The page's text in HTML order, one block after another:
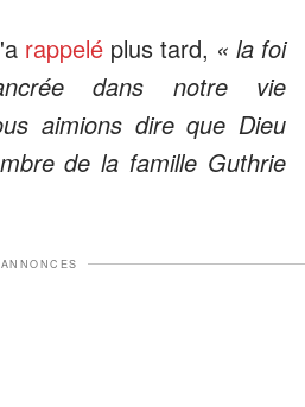
rappelé plus tard, « la foi
dans notre vie
aimions dire que Dieu
de la famille Guthrie
ANNONCES